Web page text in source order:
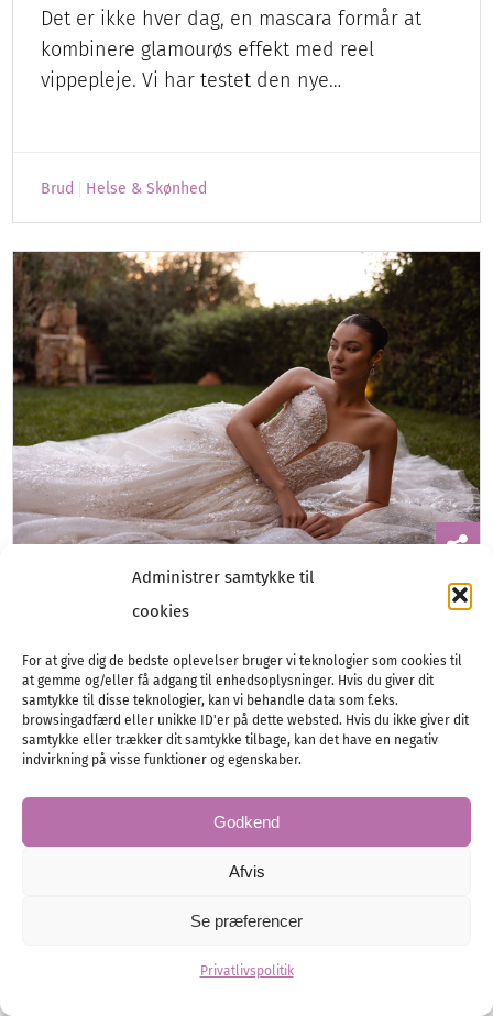
Administrer samtykke til
cookies
For at give dig de bedste oplevelser bruger vi teknologier som cookies til
at gemme og/eller få adgang til enhedsoplysninger. Hvis du giver dit
samtykke til disse teknologier, kan vi behandle data som f.eks.
browsingadfærd eller unikke ID'er på dette websted. Hvis du ikke giver dit
samtykke eller trækker dit samtykke tilbage, kan det have en negativ
indvirkning på visse funktioner og egenskaber.
Godkend
Afvis
Se præferencer
Privatlivspolitik
Det er ikke hver dag, en mascara formår at
kombinere glamourøs effekt med reel
vippepleje. Vi har testet den nye…
Brud Helse & Skønhed
Første kig på Demetrios 2027
– The Muse Within
Den moderne brud – nye kollektioner fra
Demetrios og eksklusive glimt fra Barcelona-
showet!